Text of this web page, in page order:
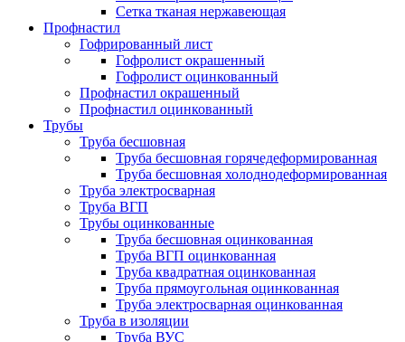
Сетка тканая нержавеющая
Профнастил
Гофрированный лист
Гофролист окрашенный
Гофролист оцинкованный
Профнастил окрашенный
Профнастил оцинкованный
Трубы
Труба бесшовная
Труба бесшовная горячедеформированная
Труба бесшовная холоднодеформированная
Труба электросварная
Труба ВГП
Трубы оцинкованные
Труба бесшовная оцинкованная
Труба ВГП оцинкованная
Труба квадратная оцинкованная
Труба прямоугольная оцинкованная
Труба электросварная оцинкованная
Труба в изоляции
Труба ВУС